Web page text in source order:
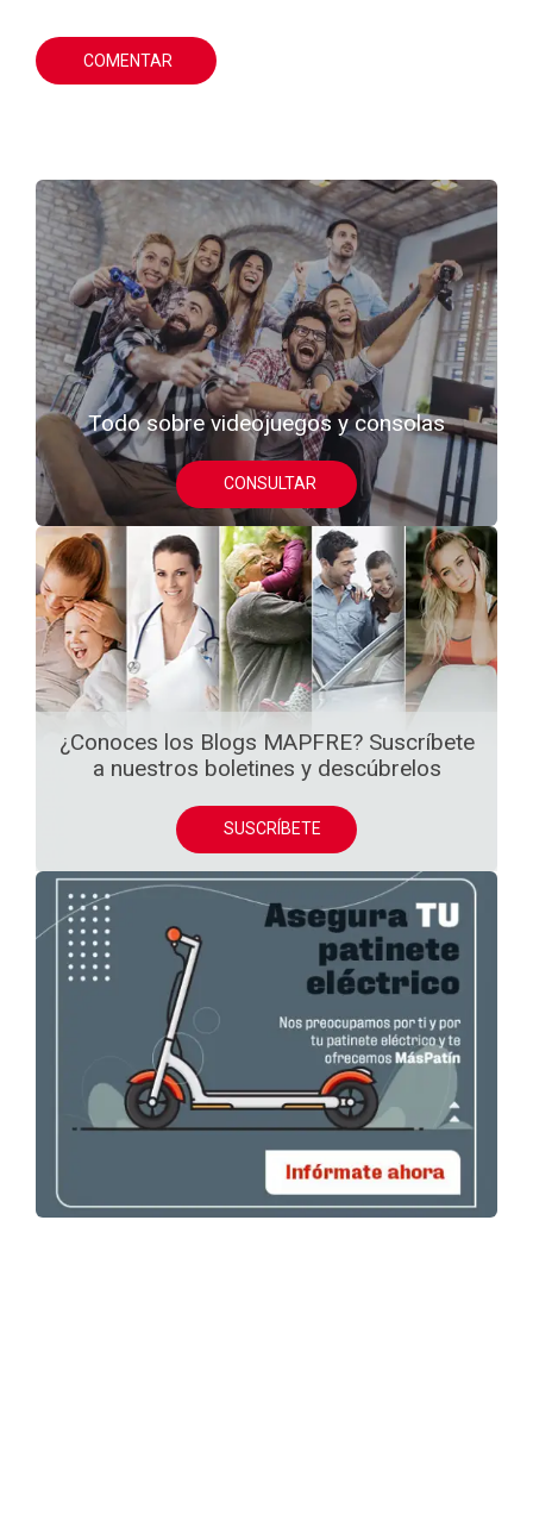
COMENTAR
Todo sobre videojuegos y consolas
CONSULTAR
¿Conoces los Blogs MAPFRE? Suscríbete
a nuestros boletines y descúbrelos
SUSCRÍBETE